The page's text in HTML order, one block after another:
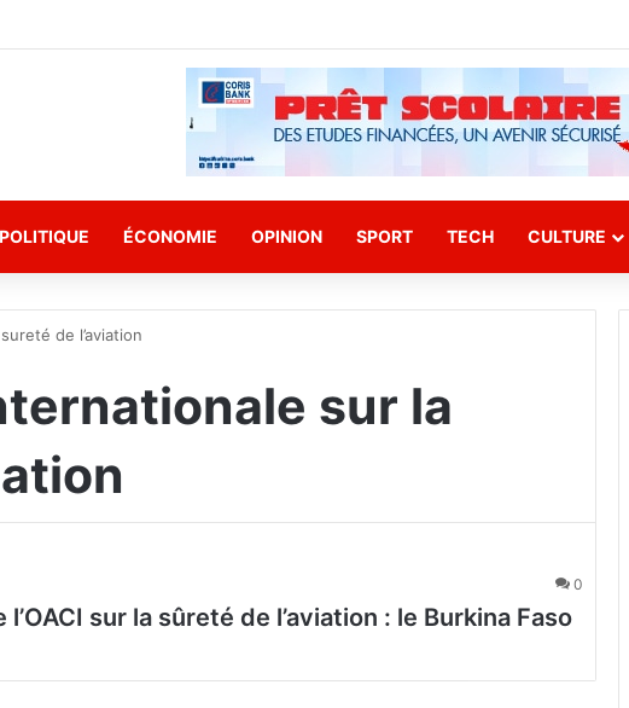
POLITIQUE ÉCONOMIE OPINION SPORT TECH CULTURE
de l’aviation
sur la
0
sur la sûreté de l’aviation : le Burkina Faso